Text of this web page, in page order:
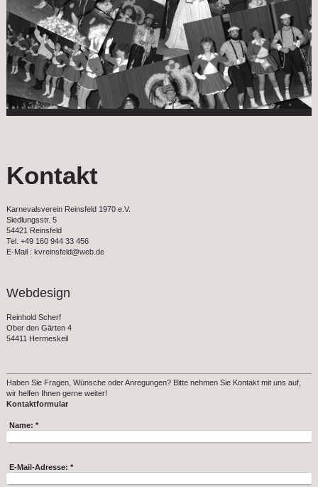
Kontakt
Karnevalsverein Reinsfeld 1970 e.V.
Siedlungsstr. 5
54421 Reinsfeld
Tel. +49 160 944 33 456
E-Mail : kvreinsfeld@web.de
Webdesign
Reinhold Scherf
Ober den Gärten 4
54411 Hermeskeil
Haben Sie Fragen, Wünsche oder Anregungen? Bitte nehmen Sie Kontakt mit uns auf,
wir helfen Ihnen gerne weiter!
Kontaktformular
Name: *
E-Mail-Adresse: *